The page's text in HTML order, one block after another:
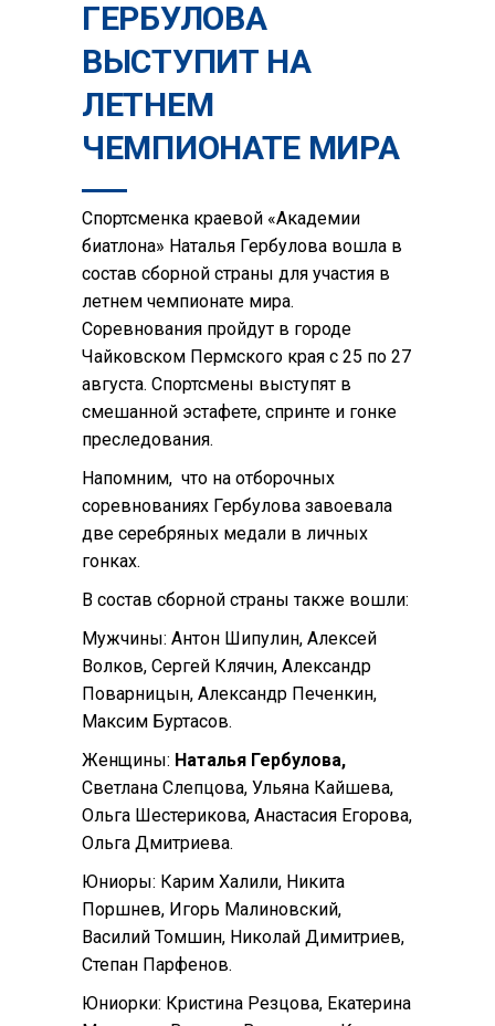
ГЕРБУЛОВА
ВЫСТУПИТ НА
ЛЕТНЕМ
ЧЕМПИОНАТЕ МИРА
Спортсменка краевой «Академии
биатлона» Наталья Гербулова вошла в
состав сборной страны для участия в
летнем чемпионате мира.
Соревнования пройдут в городе
Чайковском Пермского края с 25 по 27
августа. Спортсмены выступят в
смешанной эстафете, спринте и гонке
преследования.
Напомним, что на отборочных
соревнованиях Гербулова завоевала
две серебряных медали в личных
гонках.
В состав сборной страны также вошли:
Мужчины: Антон Шипулин, Алексей
Волков, Сергей Клячин, Александр
Поварницын, Александр Печенкин,
Максим Буртасов.
Женщины: Наталья Гербулова,
Светлана Слепцова, Ульяна Кайшева,
Ольга Шестерикова, Анастасия Егорова,
Ольга Дмитриева.
Юниоры: Карим Халили, Никита
Поршнев, Игорь Малиновский,
Василий Томшин, Николай Димитриев,
Степан Парфенов.
Юниорки: Кристина Резцова, Екатерина